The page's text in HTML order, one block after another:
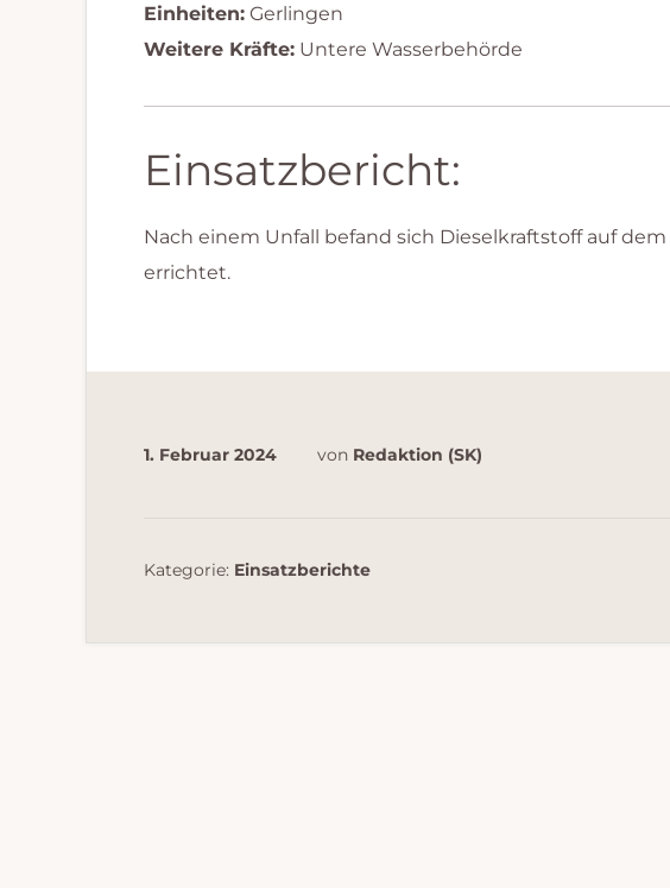
Einheiten: Gerlingen
Weitere Kräfte: Untere Wasserbehörde
Einsatzbericht:
Nach einem Unfall befand sich Dieselkraftstoff auf
errichtet.
1. Februar 2024 von Redaktion (SK)
Kategorie: Einsatzberichte